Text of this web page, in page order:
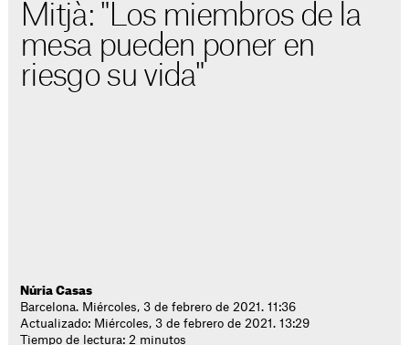
Mitjà: "Los miembros de la
mesa pueden poner en
riesgo su vida"
Núria Casas
Barcelona. Miércoles, 3 de febrero de 2021. 11:36
Actualizado: Miércoles, 3 de febrero de 2021. 13:29
Tiempo de lectura: 2 minutos